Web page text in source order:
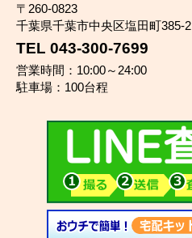
〒260-0823
千葉県千葉市中央区塩田町385-2
TEL 043-300-7699
営業時間：10:00～24:00
駐車場：100台程